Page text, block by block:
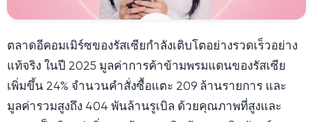
ตลาดอีคอมเมิร์ซของรัสเซียกำลังเติบโตอย่างรวดเร็วอย่าง
แท้จริง ในปี 2025 มูลค่าการค้าข้ามพรมแดนของรัสเซีย
เพิ่มขึ้น 24% จำนวนคำสั่งซื้อแตะ 209 ล้านรายการ และ
มูลค่ารวมสูงถึง 404 พันล้านรูเบิล ด้วยคุณภาพที่สูงและ